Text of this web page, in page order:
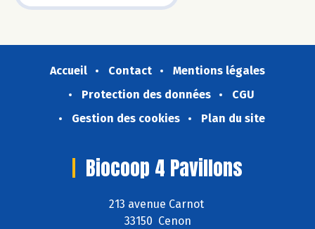
Accueil Contact
Mentions légales
Protection des données
CGU
Gestion des cookies
Plan du site
Biocoop 4 Pavillons
213 avenue Carnot
33150 Cenon